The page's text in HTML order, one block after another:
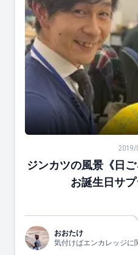
ジンカツの風景《日ご
2019/
ジンカツの風景《日
お誕生日サプ
おおたけ
気付けばエンカレッジに